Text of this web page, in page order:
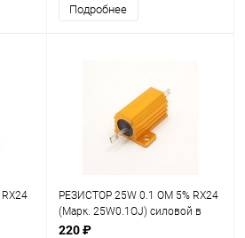
Подробнее
РЕЗИСТОР 25W 0.1 OM 5% RX24
(Марк. 25W0.1OJ) силовой в
алюминиевом корпусе
220 ₽